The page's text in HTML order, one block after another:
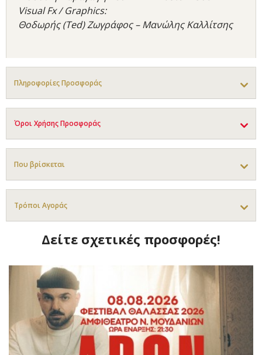
Visual Fx / Graphics:
Θοδωρής (Ted) Ζωγράφος – Μανώλης Καλλίτσης
Πληροφορίες Προσφοράς
Όροι Χρήσης Προσφοράς
Που βρίσκεται
Τρόποι Αγοράς
Δείτε σχετικές προσφορές!